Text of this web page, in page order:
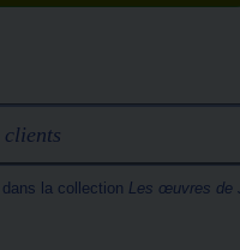
clients
dans la collection Les œuvres de